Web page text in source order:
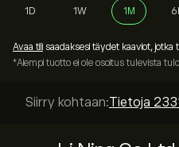
1D 1W 1M
Avaa tili saadaksesi täydet kaaviot, jotka
*Aiempi tuotto ei ole osoitus tulevista
Siirry kohtaan:Tietoja